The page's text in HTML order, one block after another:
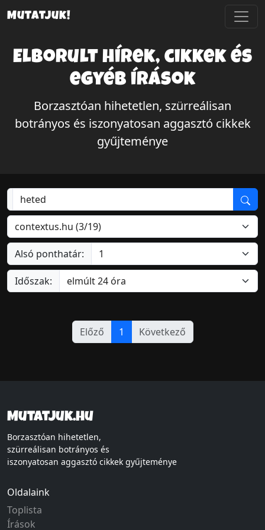
Mutatjuk!
Elborult hírek, cikkek és
egyéb írások
Borzasztóan hihetetlen, szürreálisan
botrányos és iszonyatosan aggasztó cikkek
gyűjteménye
Alsó ponthatár:
Időszak:
Előző 1 Következő
Mutatjuk.hu
Borzasztóan hihetetlen,
szürreálisan botrányos és
iszonyatosan aggasztó cikkek gyűjteménye
Oldalaink
Toplista
Írások